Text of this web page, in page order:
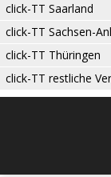
click-TT Saarland
click-TT Sachsen-
click-TT Thüringen
click-TT restliche